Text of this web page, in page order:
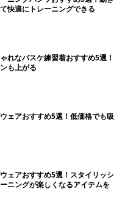
快適にトレーニングできる
れなバスケ練習着おすすめ5選！
も上がる
ェアおすすめ5選！低価格でも吸
ェアおすすめ5選！スタイリッシ
ニングが楽しくなるアイテムを